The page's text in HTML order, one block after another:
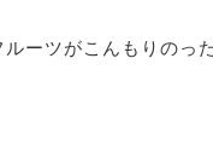
ーツがこんもりのっ